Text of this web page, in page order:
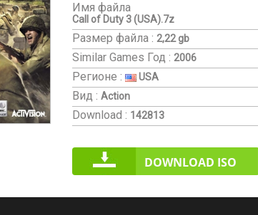
Имя файла
Call of Duty 3 (USA).7z
Размер файла : 2,22 gb
Similar Games Год : 2006
Регионе : USA
Вид : Action
Download : 142813
DOWNLOAD ISO